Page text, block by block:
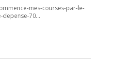
mes-courses-par-le-
70...